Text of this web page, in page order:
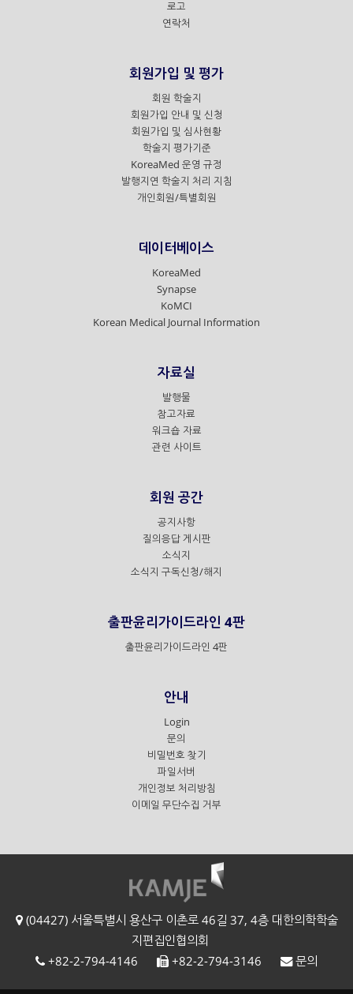
로고
연락처
회원가입 및 평가
회원 학술지
회원가입 안내 및 신청
회원가입 및 심사현황
학술지 평가기준
KoreaMed 운영 규정
발행지연 학술지 처리 지침
개인회원/특별회원
데이터베이스
KoreaMed
Synapse
KoMCI
Korean Medical Journal Information
자료실
발행물
참고자료
워크숍 자료
관련 사이트
회원 공간
공지사항
질의응답 게시판
소식지
소식지 구독신청/해지
출판윤리가이드라인 4판
출판윤리가이드라인 4판
안내
Login
문의
비밀번호 찾기
파일서버
개인정보 처리방침
이메일 무단수집 거부
(04427) 서울특별시 용산구 이촌로 46길 37, 4층 대한의학학술
지편집인협의회
+82-2-794-4146
+82-2-794-3146 문의